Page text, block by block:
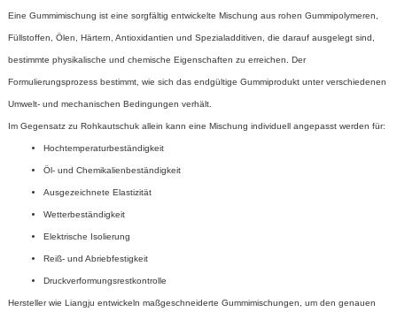
Eine Gummimischung ist eine sorgfältig entwickelte Mischung aus rohen Gummipolymeren,
Füllstoffen, Ölen, Härtern, Antioxidantien und Spezialadditiven, die darauf ausgelegt sind,
bestimmte physikalische und chemische Eigenschaften zu erreichen. Der
Formulierungsprozess bestimmt, wie sich das endgültige Gummiprodukt unter verschiedenen
Umwelt- und mechanischen Bedingungen verhält.
Im Gegensatz zu Rohkautschuk allein kann eine Mischung individuell angepasst werden für:
Hochtemperaturbeständigkeit
Öl- und Chemikalienbeständigkeit
Ausgezeichnete Elastizität
Wetterbeständigkeit
Elektrische Isolierung
Reiß- und Abriebfestigkeit
Druckverformungsrestkontrolle
Hersteller wie Liangju entwickeln maßgeschneiderte Gummimischungen, um den genauen